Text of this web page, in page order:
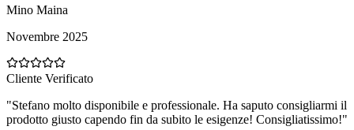
Mino Maina
Novembre 2025
Cliente Verificato
"Stefano molto disponibile e professionale. Ha saputo consigliarmi il
prodotto giusto capendo fin da subito le esigenze! Consigliatissimo!"